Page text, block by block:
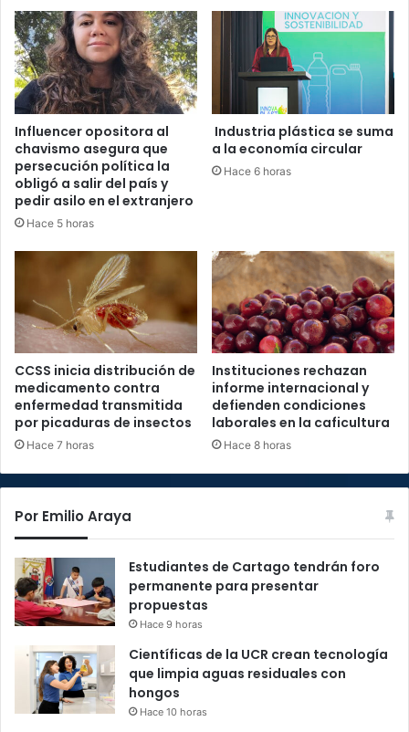
Influencer opositora al
chavismo asegura que
persecución política la
obligó a salir del país y
pedir asilo en el extranjero
Hace 5 horas
Industria plástica se suma
a la economía circular
Hace 6 horas
CCSS inicia distribución de
medicamento contra
enfermedad transmitida
por picaduras de insectos
Hace 7 horas
Instituciones rechazan
informe internacional y
defienden condiciones
laborales en la caficultura
Hace 8 horas
Por Emilio Araya
Estudiantes de Cartago tendrán foro
permanente para presentar
propuestas
Hace 9 horas
Científicas de la UCR crean tecnología
que limpia aguas residuales con
hongos
Hace 10 horas